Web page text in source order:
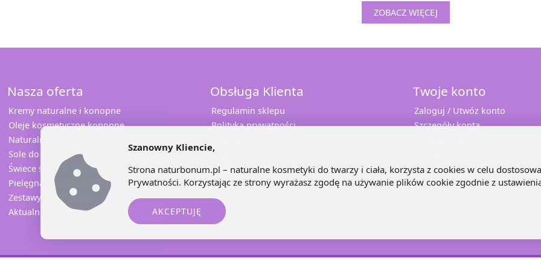
ZOBACZ WIĘCEJ
Nasza oferta
Kremy naturalne i konopne
Oleje kosmetyczne konopne
Naturalna pomadka
Sole do kąpieli
Świece sojowe i konopne
Pielęgnacja jamy ustnej
Zestawy prezentowe
Aktualne promocje
Obsługa Klienta
Regulamin sklepu
Polityka prywatności
Odbierz rabat 10%
Sprawdź opinie
Kontakt
Twoje konto
Zaloguj / Utwóz konto
Szczegóły konta
Szanowny Kliencie,
Strona naturbonum.pl – naturalne kosmetyki do twarzy i ciała, korzysta z cookies w celu
Prywatności. Korzystając ze strony wyrażasz zgodę na używanie plików cookie zgodnie z
AKCEPTUJĘ